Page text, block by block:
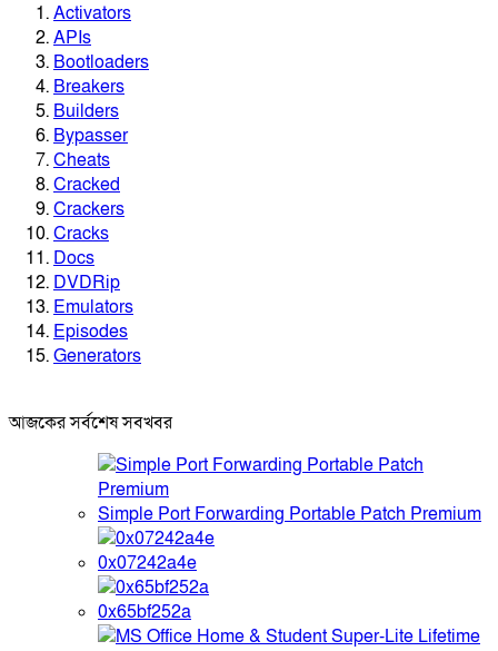
Activators
APIs
Bootloaders
Breakers
Builders
Bypasser
Cheats
Cracked
Crackers
Cracks
Docs
DVDRip
Emulators
Episodes
Generators
আজকের সর্বশেষ সবখবর
Simple Port Forwarding Portable Patch Premium
0x07242a4e
0x65bf252a